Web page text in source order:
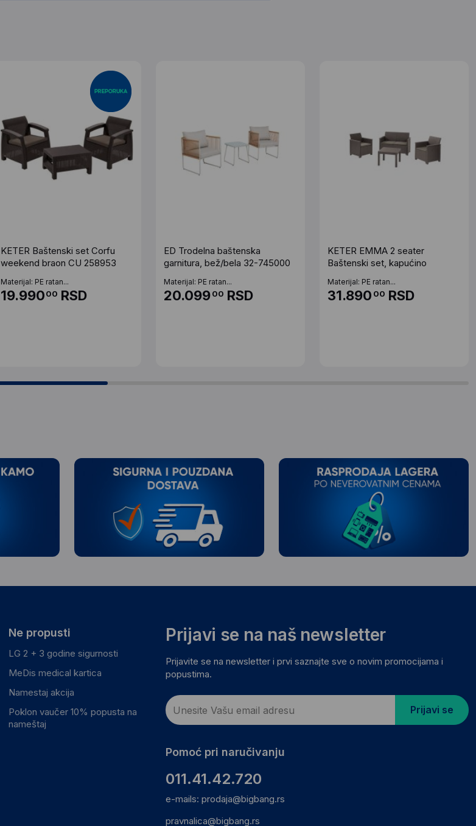
KETER Baštenski set Corfu
weekend braon CU 258953
Materijal: PE ratan...
19.99000 RSD
ED Trodelna baštenska
garnitura, bež/bela 32-745000
Materijal: PE ratan...
20.09900 RSD
KETER EMMA 2 seater
Baštenski set, kapućino
Materijal: PE ratan...
31.890 00 RSD
Ne propusti
LG 2 + 3 godine sigurnosti
MeDis medical kartica
Namestaj akcija
Poklon vaučer 10% popusta na
nameštaj
Prijavi se na naš newsletter
Prijavite se na newsletter i prvi saznajte sve o novim promocijama i
popustima.
Prijavi se
Pomoć pri naručivanju
011.41.42.720
e-mails: prodaja@bigbang.rs
pravnalica@bigbang.rs